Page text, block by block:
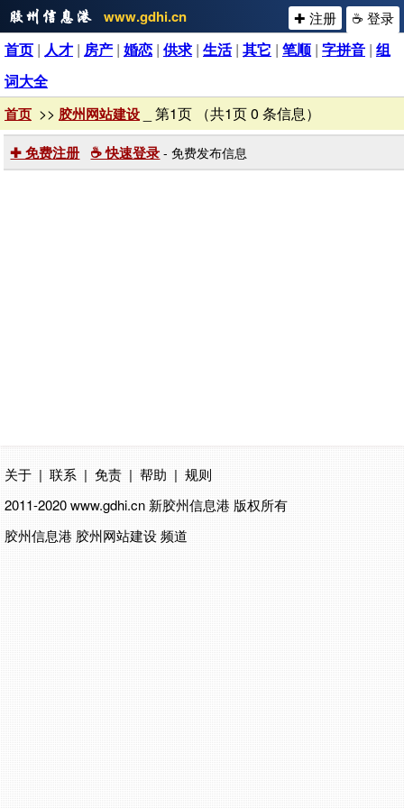
www.gdhi.cn ☕ 登录
✚ 注册
首页 | 人才 | 房产 | 婚恋 | 供求| 生活| 其它 | 笔顺 | 字拼音 | 组
词大全
首页 >> 胶州网站建设 _ 第1页 （共1页 0 条信息）
✚ 免费注册 ☕ 快速登录 - 免费发布信息
关于 | 联系 | 免责 | 帮助 | 规则
2011-2020 www.gdhi.cn 新胶州信息港 版权所有
胶州信息港 胶州网站建设 频道